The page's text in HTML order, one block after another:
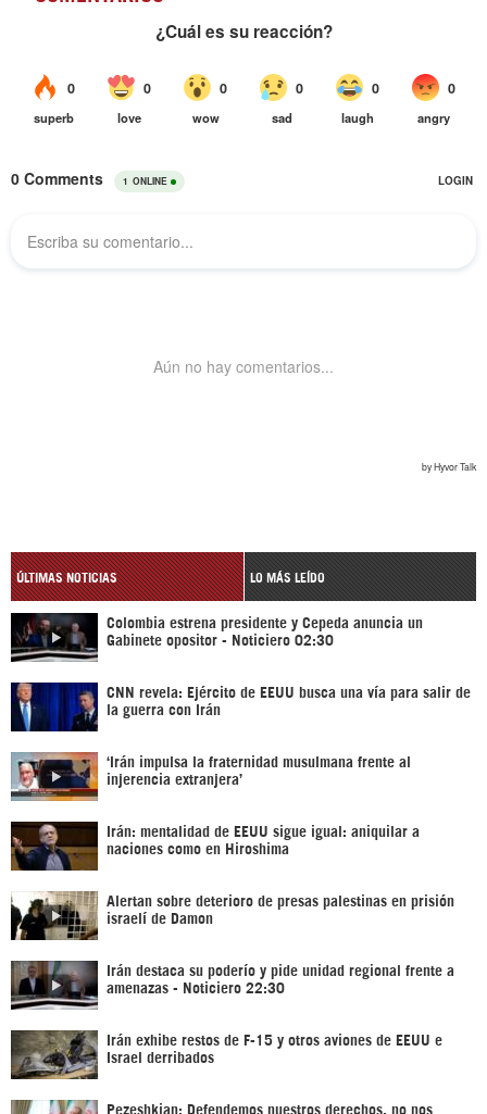
ÚLTIMAS NOTICIAS LO MÁS LEÍDO
Colombia estrena presidente y Cepeda anuncia un
Gabinete opositor - Noticiero 02:30
CNN revela: Ejército de EEUU busca una vía para salir de
la guerra con Irán
‘Irán impulsa la fraternidad musulmana frente al
injerencia extranjera’
Irán: mentalidad de EEUU sigue igual: aniquilar a
naciones como en Hiroshima
Alertan sobre deterioro de presas palestinas en prisión
israelí de Damon
Irán destaca su poderío y pide unidad regional frente a
amenazas - Noticiero 22:30
Irán exhibe restos de F-15 y otros aviones de EEUU e
Israel derribados
Pezeshkian: Defendemos nuestros derechos, no nos